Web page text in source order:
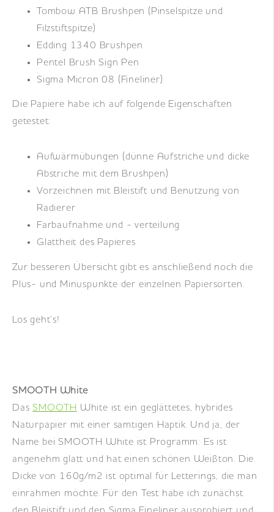
Tombow ATB Brushpen (Pinselspitze und
Filzstiftspitze)
Edding 1340 Brushpen
Pentel Brush Sign Pen
Sigma Micron 08 (Fineliner)
Die Papiere habe ich auf folgende Eigenschaften
getestet:
Aufwärmübungen (dünne Aufstriche und dicke
Abstriche mit dem Brushpen)
Vorzeichnen mit Bleistift und Benutzung von
Radierer
Farbaufnahme und - verteilung
Glattheit des Papieres
Zur besseren Übersicht gibt es anschließend noch die
Plus- und Minuspunkte der einzelnen Papiersorten.
Los geht’s!
SMOOTH White
DasSMOOTH White ist ein geglättetes, hybrides
Naturpapier mit einer samtigen Haptik. Und ja, der
Name bei SMOOTH White ist Programm: Es ist
angenehm glatt und hat einen schönen Weißton. Die
Dicke von 160g/m2 ist optimal für Letterings, die man
einrahmen möchte. Für den Test habe ich zunächst